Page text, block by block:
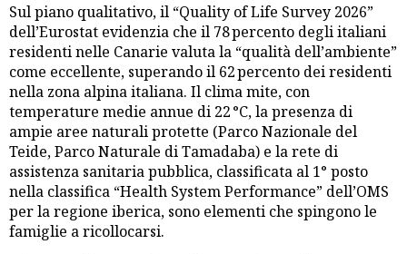
Sul piano qualitativo, il “Quality of Life Survey 2026”
dell’Eurostat evidenzia che il 78 percento degli italiani
residenti nelle Canarie valuta la “qualità dell’ambiente”
come eccellente, superando il 62 percento dei residenti
nella zona alpina italiana. Il clima mite, con
temperature medie annue di 22 °C, la presenza di
ampie aree naturali protette (Parco Nazionale del
Teide, Parco Naturale di Tamadaba) e la rete di
assistenza sanitaria pubblica, classificata al 1° posto
nella classifica “Health System Performance” dell’OMS
per la regione iberica, sono elementi che spingono le
famiglie a ricollocarsi.